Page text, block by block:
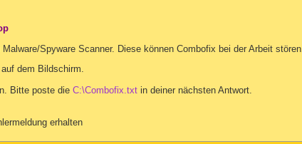
Spyware Scanner. Diese können Combofix bei der Arbeit stören.
dem Bildschirm.
Bitte poste die C:\Combofix.txt in deiner nächsten Antwort.
erhalten